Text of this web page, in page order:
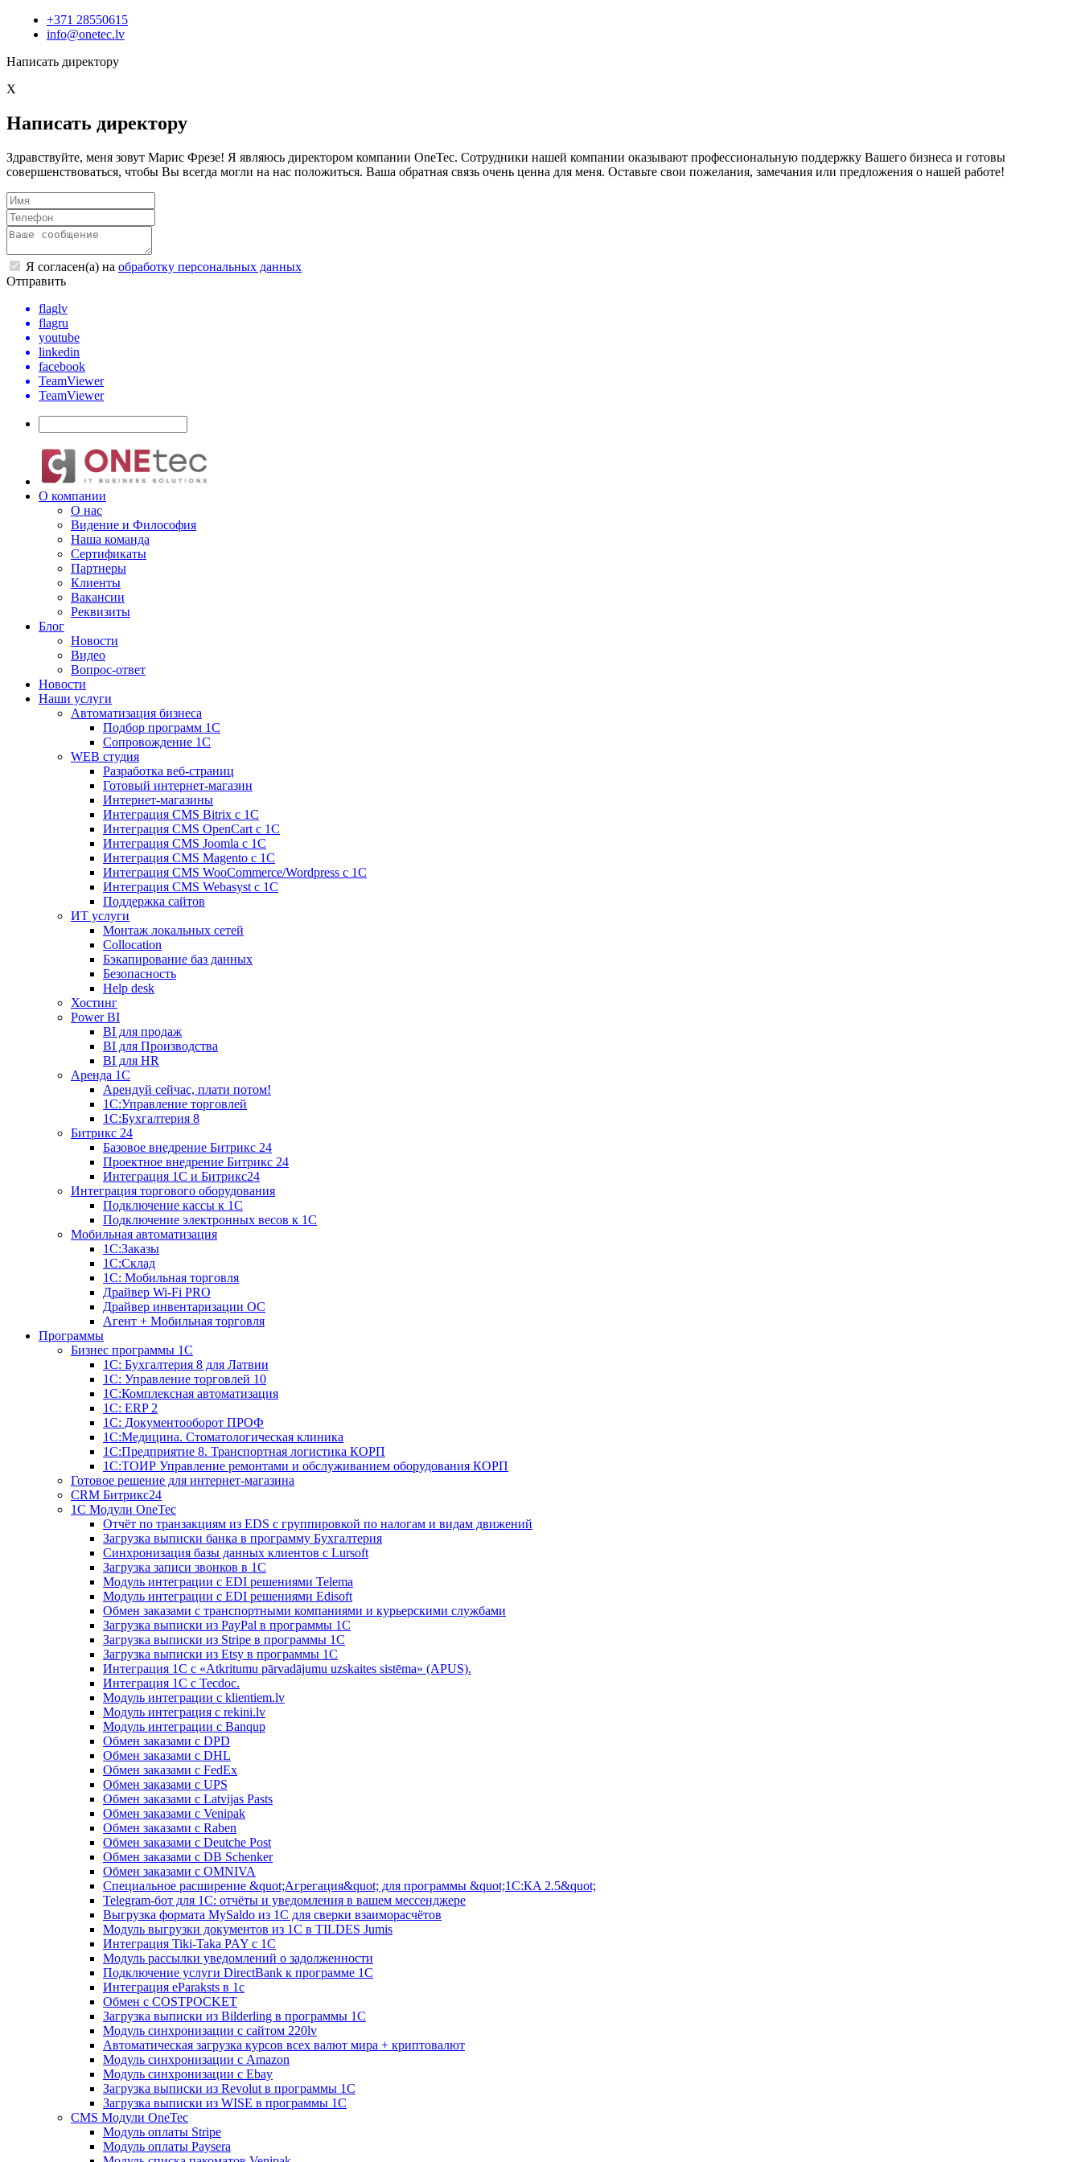
+371 28550615
info@onetec.lv
Написать директору
X
Написать директору
Здравствуйте, меня зовут Марис Фрезе! Я являюсь директором компании OneTec. Сотрудники нашей компании оказывают профессиональную поддержку Вашего бизнеса и готовы
совершенствоваться, чтобы Вы всегда могли на нас положиться. Ваша обратная связь очень ценна для меня. Оставьте свои пожелания, замечания или предложения о нашей работе!
Я согласен(а) на обработку персональных данных
Отправить
flaglv
flagru
youtube
linkedin
facebook
TeamViewer
TeamViewer
О компании
О нас
Видение и Философия
Наша команда
Сертификаты
Партнеры
Клиенты
Вакансии
Реквизиты
Блог
Новости
Видео
Вопрос-ответ
Новости
Наши услуги
Автоматизация бизнеса
Подбор программ 1С
Сопровождение 1С
WEB студия
Разработка веб-страниц
Готовый интернет-магазин
Интернет-магазины
Интеграция CMS Bitrix с 1С
Интеграция CMS OpenCart с 1С
Интеграция CMS Joomla с 1С
Интеграция CMS Magento с 1С
Интеграция CMS WooCommerce/Wordpress с 1С
Интеграция CMS Webasyst с 1С
Поддержка сайтов
ИТ услуги
Монтаж локальных сетей
Collocation
Бэкапирование баз данных
Безопасность
Help desk
Хостинг
Power BI
BI для продаж
BI для Производства
BI для HR
Аренда 1C
Арендуй сейчас, плати потом!
1С:Управление торговлей
1С:Бухгалтерия 8
Битрикс 24
Базовое внедрение Битрикс 24
Проектное внедрение Битрикс 24
Интеграция 1С и Битрикс24
Интеграция торгового оборудования
Подключение кассы к 1С
Подключение электронных весов к 1С
Мобильная автоматизация
1С:Заказы
1С:Склад
1С: Мобильная торговля
Драйвер Wi-Fi PRO
Драйвер инвентаризации ОС
Агент + Мобильная торговля
Программы
Бизнес программы 1С
1С: Бухгалтерия 8 для Латвии
1С: Управление торговлей 10
1C:Комплексная автоматизация
1С: ERP 2
1С: Документооборот ПРОФ
1С:Медицина. Стоматологическая клиника
1С:Предприятие 8. Транспортная логистика КОРП
1С:ТОИР Управление ремонтами и обслуживанием оборудования КОРП
Готовое решение для интернет-магазина
CRM Битрикс24
1C Модули OneTec
Отчёт по транзакциям из EDS с группировкой по налогам и видам движений
Загрузка выписки банка в программу Бухгалтерия
Синхронизация базы данных клиентов с Lursoft
Загрузка записи звонков в 1С
Модуль интеграции с EDI решениями Telema
Модуль интеграции с EDI решениями Edisoft
Обмен заказами с транспортными компаниями и курьерскими службами
Загрузка выписки из PayPal в программы 1C
Загрузка выписки из Stripe в программы 1C
Загрузка выписки из Etsy в программы 1C
Интеграция 1С с «Atkritumu pārvadājumu uzskaites sistēma» (APUS).
Интеграция 1С с Tecdoc.
Модуль интеграции с klientiem.lv
Модуль интеграция с rekini.lv
Модуль интеграции с Banqup
Обмен заказами с DPD
Обмен заказами с DHL
Обмен заказами с FedEx
Обмен заказами с UPS
Обмен заказами с Latvijas Pasts
Обмен заказами с Venipak
Обмен заказами с Raben
Обмен заказами с Deutche Post
Обмен заказами с DB Schenker
Обмен заказами с OMNIVA
Специальное расширение &quot;Агрегация&quot; для программы &quot;1С:КA 2.5&quot;
Telegram-бот для 1С: отчёты и уведомления в вашем мессенджере
Выгрузка формата MySaldo из 1C для сверки взаиморасчётов
Модуль выгрузки документов из 1С в TILDES Jumis
Интеграция Tiki-Taka PAY с 1С
Модуль рассылки уведомлений о задолженности
Подключение услуги DirectBank к программе 1С
Интеграция eParaksts в 1с
Обмен с COSTPOCKET
Загрузка выписки из Bilderling в программы 1C
Модуль синхронизации с сайтом 220lv
Автоматическая загрузка курсов всех валют мира + криптовалют
Модуль синхронизации с Amazon
Модуль синхронизации с Ebay
Загрузка выписки из Revolut в программы 1C
Загрузка выписки из WISE в программы 1C
CMS Модули OneTec
Модуль оплаты Stripe
Модуль оплаты Paysera